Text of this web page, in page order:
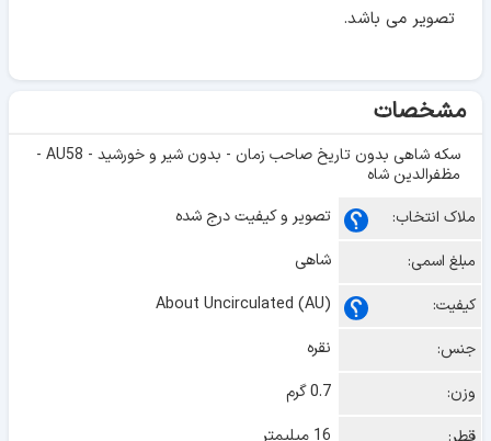
تصویر می باشد.
مشخصات
سکه شاهی بدون تاریخ صاحب زمان - بدون شیر و خورشید - AU58 -
مظفرالدین شاه
ملاک انتخاب:
تصویر و کیفیت درج شده
مبلغ اسمی:
شاهی
کیفیت:
About Uncirculated (AU)
جنس:
نقره
وزن:
0.7 گرم